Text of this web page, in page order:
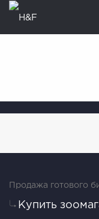
Продажа готового
Купить